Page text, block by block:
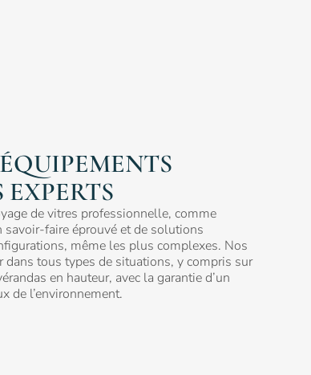
de vitres professionnelle, comme
savoir-faire éprouvé et de solutions
même les plus complexes. Nos
tous types de situations, y compris sur
en hauteur, avec la garantie d’un
de l’environnement.